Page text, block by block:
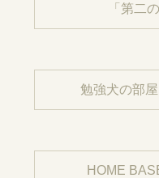
「第二
勉強犬の部
HOME